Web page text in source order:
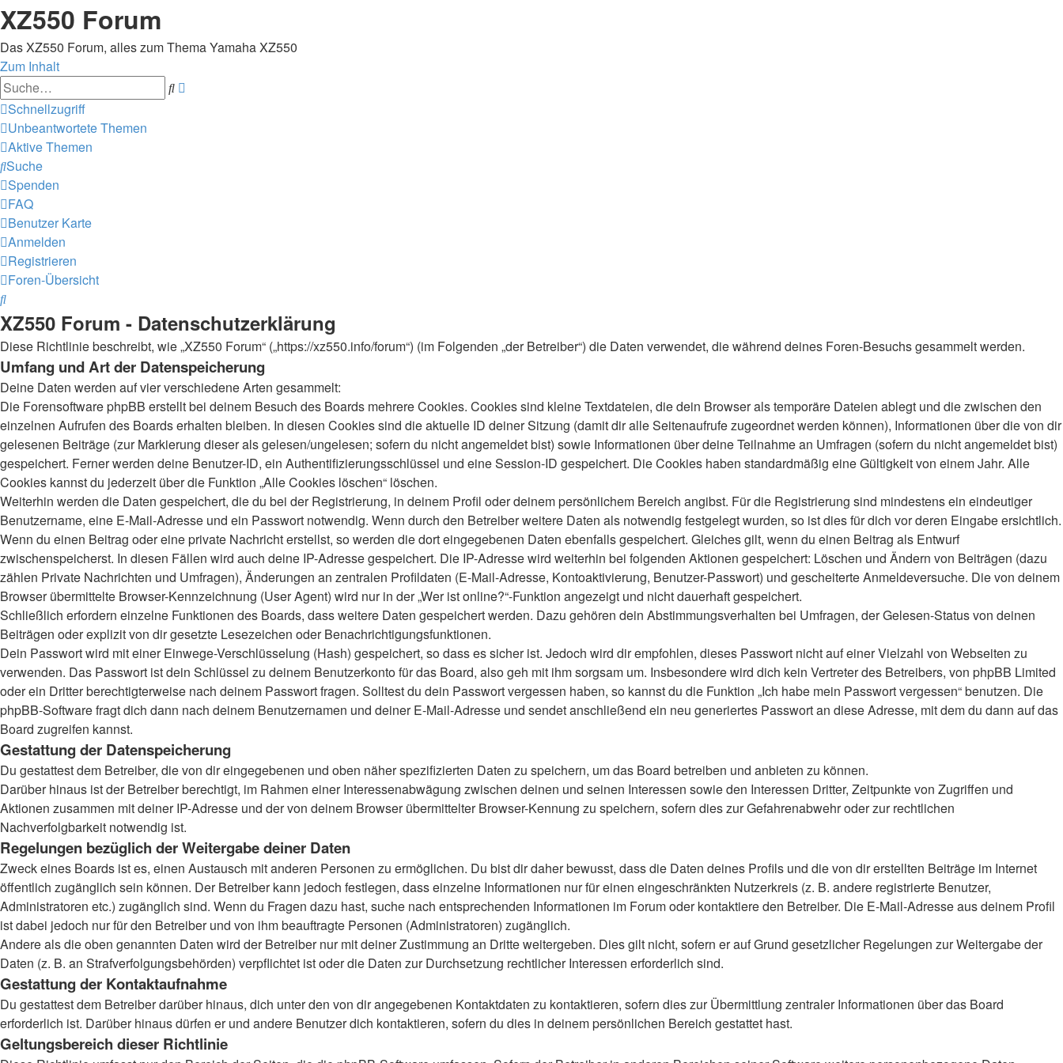
XZ550 Forum
Das XZ550 Forum, alles zum Thema Yamaha XZ550
Zum Inhalt
Suche
Schnellzugriff
Unbeantwortete Themen
Aktive Themen
Suche
Spenden
FAQ
Benutzer Karte
Anmelden
Registrieren
Foren-Übersicht
Suche
XZ550 Forum - Datenschutzerklärung
Diese Richtlinie beschreibt, wie „XZ550 Forum“ („https://xz550.info/forum“) (im Folgenden „der Betreiber“) die Daten verwendet, die während deines Foren-Besuchs gesammelt werden.
Umfang und Art der Datenspeicherung
Deine Daten werden auf vier verschiedene Arten gesammelt:
Die Forensoftware phpBB erstellt bei deinem Besuch des Boards mehrere Cookies. Cookies sind kleine Textdateien, die dein Browser als temporäre Dateien ablegt und die zwischen den
einzelnen Aufrufen des Boards erhalten bleiben. In diesen Cookies sind die aktuelle ID deiner Sitzung (damit dir alle Seitenaufrufe zugeordnet werden können), Informationen über die von dir
gelesenen Beiträge (zur Markierung dieser als gelesen/ungelesen; sofern du nicht angemeldet bist) sowie Informationen über deine Teilnahme an Umfragen (sofern du nicht angemeldet bist)
gespeichert. Ferner werden deine Benutzer-ID, ein Authentifizierungsschlüssel und eine Session-ID gespeichert. Die Cookies haben standardmäßig eine Gültigkeit von einem Jahr. Alle
Cookies kannst du jederzeit über die Funktion „Alle Cookies löschen“ löschen.
Weiterhin werden die Daten gespeichert, die du bei der Registrierung, in deinem Profil oder deinem persönlichem Bereich angibst. Für die Registrierung sind mindestens ein eindeutiger
Benutzername, eine E-Mail-Adresse und ein Passwort notwendig. Wenn durch den Betreiber weitere Daten als notwendig festgelegt wurden, so ist dies für dich vor deren Eingabe ersichtlich.
Wenn du einen Beitrag oder eine private Nachricht erstellst, so werden die dort eingegebenen Daten ebenfalls gespeichert. Gleiches gilt, wenn du einen Beitrag als Entwurf
zwischenspeicherst. In diesen Fällen wird auch deine IP-Adresse gespeichert. Die IP-Adresse wird weiterhin bei folgenden Aktionen gespeichert: Löschen und Ändern von Beiträgen (dazu
zählen Private Nachrichten und Umfragen), Änderungen an zentralen Profildaten (E-Mail-Adresse, Kontoaktivierung, Benutzer-Passwort) und gescheiterte Anmeldeversuche. Die von deinem
Browser übermittelte Browser-Kennzeichnung (User Agent) wird nur in der „Wer ist online?“-Funktion angezeigt und nicht dauerhaft gespeichert.
Schließlich erfordern einzelne Funktionen des Boards, dass weitere Daten gespeichert werden. Dazu gehören dein Abstimmungsverhalten bei Umfragen, der Gelesen-Status von deinen
Beiträgen oder explizit von dir gesetzte Lesezeichen oder Benachrichtigungsfunktionen.
Dein Passwort wird mit einer Einwege-Verschlüsselung (Hash) gespeichert, so dass es sicher ist. Jedoch wird dir empfohlen, dieses Passwort nicht auf einer Vielzahl von Webseiten zu
verwenden. Das Passwort ist dein Schlüssel zu deinem Benutzerkonto für das Board, also geh mit ihm sorgsam um. Insbesondere wird dich kein Vertreter des Betreibers, von phpBB Limited
oder ein Dritter berechtigterweise nach deinem Passwort fragen. Solltest du dein Passwort vergessen haben, so kannst du die Funktion „Ich habe mein Passwort vergessen“ benutzen. Die
phpBB-Software fragt dich dann nach deinem Benutzernamen und deiner E-Mail-Adresse und sendet anschließend ein neu generiertes Passwort an diese Adresse, mit dem du dann auf das
Board zugreifen kannst.
Gestattung der Datenspeicherung
Du gestattest dem Betreiber, die von dir eingegebenen und oben näher spezifizierten Daten zu speichern, um das Board betreiben und anbieten zu können.
Darüber hinaus ist der Betreiber berechtigt, im Rahmen einer Interessenabwägung zwischen deinen und seinen Interessen sowie den Interessen Dritter, Zeitpunkte von Zugriffen und
Aktionen zusammen mit deiner IP-Adresse und der von deinem Browser übermittelter Browser-Kennung zu speichern, sofern dies zur Gefahrenabwehr oder zur rechtlichen
Nachverfolgbarkeit notwendig ist.
Regelungen bezüglich der Weitergabe deiner Daten
Zweck eines Boards ist es, einen Austausch mit anderen Personen zu ermöglichen. Du bist dir daher bewusst, dass die Daten deines Profils und die von dir erstellten Beiträge im Internet
öffentlich zugänglich sein können. Der Betreiber kann jedoch festlegen, dass einzelne Informationen nur für einen eingeschränkten Nutzerkreis (z. B. andere registrierte Benutzer,
Administratoren etc.) zugänglich sind. Wenn du Fragen dazu hast, suche nach entsprechenden Informationen im Forum oder kontaktiere den Betreiber. Die E-Mail-Adresse aus deinem Profil
ist dabei jedoch nur für den Betreiber und von ihm beauftragte Personen (Administratoren) zugänglich.
Andere als die oben genannten Daten wird der Betreiber nur mit deiner Zustimmung an Dritte weitergeben. Dies gilt nicht, sofern er auf Grund gesetzlicher Regelungen zur Weitergabe der
Daten (z. B. an Strafverfolgungsbehörden) verpflichtet ist oder die Daten zur Durchsetzung rechtlicher Interessen erforderlich sind.
Gestattung der Kontaktaufnahme
Du gestattest dem Betreiber darüber hinaus, dich unter den von dir angegebenen Kontaktdaten zu kontaktieren, sofern dies zur Übermittlung zentraler Informationen über das Board
erforderlich ist. Darüber hinaus dürfen er und andere Benutzer dich kontaktieren, sofern du dies in deinem persönlichen Bereich gestattet hast.
Geltungsbereich dieser Richtlinie